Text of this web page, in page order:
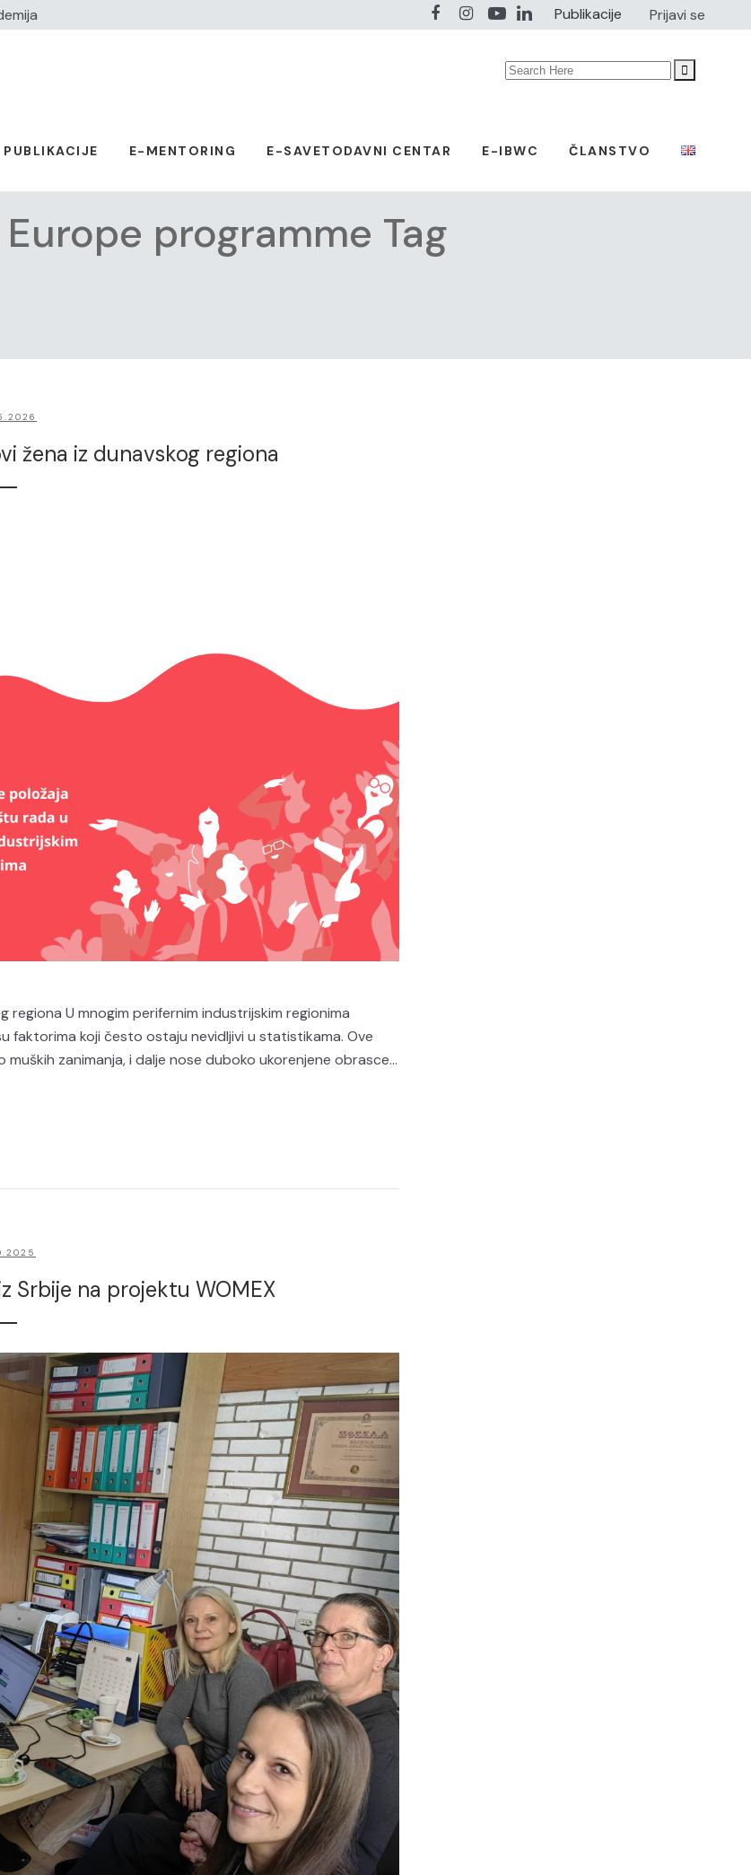
Publikacije Prijavi se
Search
PUBLIKACIJE E-MENTORING E-SAVETODAVNI CENTAR E-IBWC ČLANSTVO
programme Tag
žena iz dunavskog regiona
regiona U mnogim perifernim industrijskim regionima
faktorima koji često ostaju nevidljivi u statistikama. Ove
zanimanja, i dalje nose duboko ukorenjene obrasce...
Srbije na projektu WOMEX